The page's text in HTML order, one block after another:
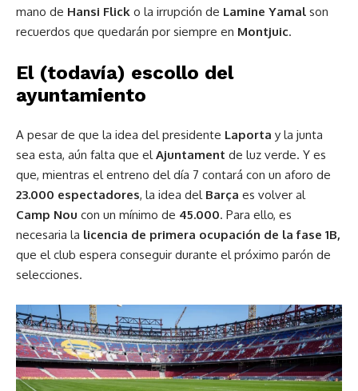
mano de Hansi Flick o la irrupción de Lamine Yamal son
recuerdos que quedarán por siempre en Montjuic.
El (todavía) escollo del
ayuntamiento
A pesar de que la idea del presidente Laporta y la junta
sea esta, aún falta que elAjuntament de luz verde. Y es
que, mientras el entreno del día 7 contará con un aforo de
23.000 espectadores, la idea del Barça es volver al
Camp Nou con un mínimo de 45.000. Para ello, es
necesaria la licencia de primera ocupación de la fase 1B,
que el club espera conseguir durante el próximo parón de
selecciones.